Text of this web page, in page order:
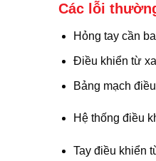
Các lỗi
Hỏng tay cần
Điều khiển từ
Bảng mạch
Hệ thống điều
Tay điều khiển